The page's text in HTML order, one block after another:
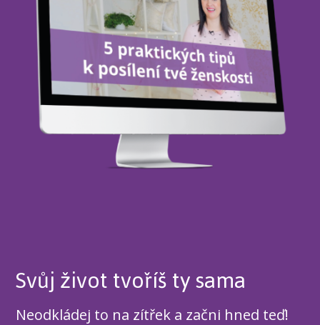
Svůj život tvoříš ty sama
Neodkládej to na zítřek a začni hned teď!